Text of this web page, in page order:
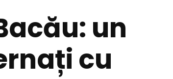
un
cu